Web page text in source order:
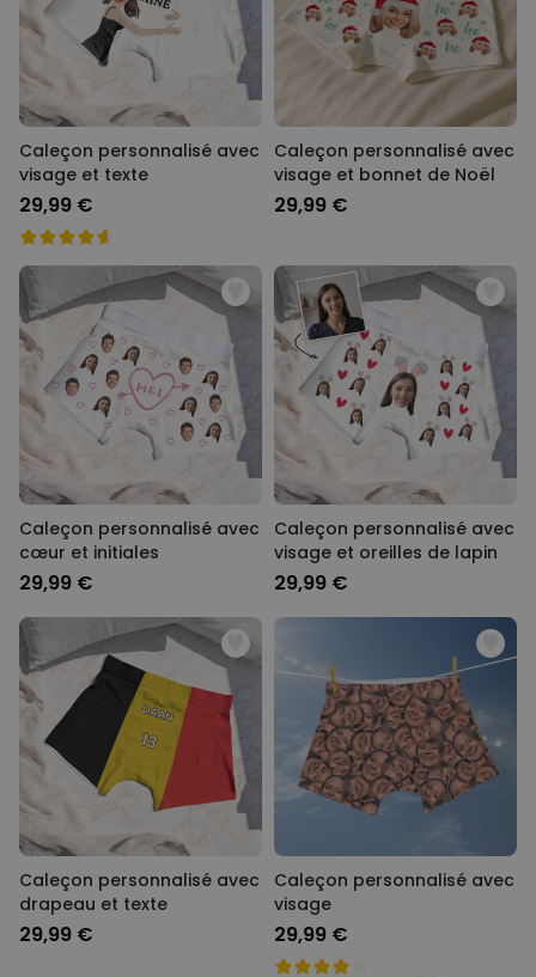
Personnalisable
Poster photo personnalisé
avec texte
plus de 400
exemplaires
vendus
29,99 €
Personnalisable
Chaussettes personnalisées
avec votre animal de
exemplaires
vendus
19,99 €
Personnalisable
Tablier de cuisine
personnalisé Édition limitée
plus de 2.400
exemplaires
vendus
29,99 €
Caleçon personnalisé avec
visage et texte
29,99 €
Caleçon personnalisé avec
visage et bonnet de Noël
29,99 €
Caleçon personnalisé avec
cœur et initiales
29,99 €
Caleçon personnalisé avec
visage et oreilles de lapin
29,99 €
Caleçon personnalisé avec
drapeau et texte
29,99 €
Caleçon personnalisé avec
visage
29,99 €